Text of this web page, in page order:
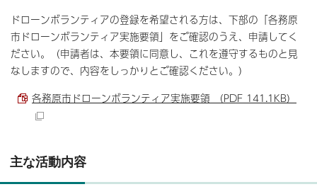
ドローンボランティアの登録を希望される方は、下部の「各務原
市ドローンボランティア実施要領」をご確認のうえ、申請してく
ださい。（申請者は、本要領に同意し、これを遵守するものと見
なしますので、内容をしっかりとご確認ください。）
各務原市ドローンボランティア実施要領 （PDF 141.1KB）
主な活動内容